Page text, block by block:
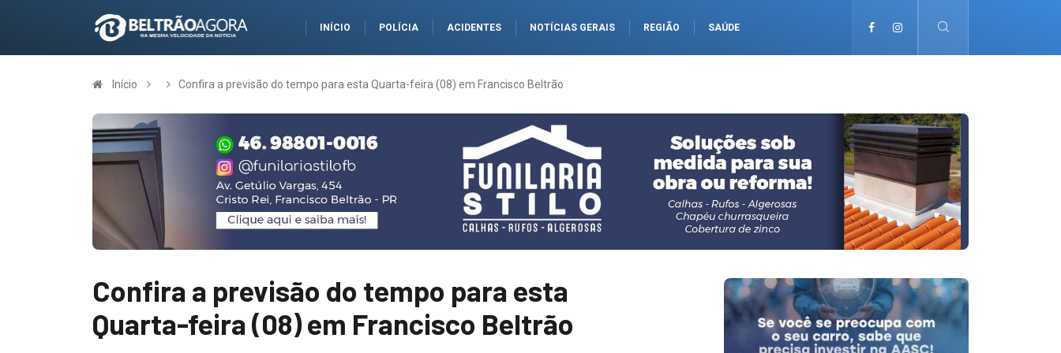
INÍCIO POLÍCIA ACIDENTES NOTÍCIAS GERAIS REGIÃO SAÚDE
Início Confira a previsão do tempo para esta Quarta-feira (08) em Francisco Beltrão
Confira a previsão do tempo para esta
Quarta-feira (08) em Francisco Beltrão